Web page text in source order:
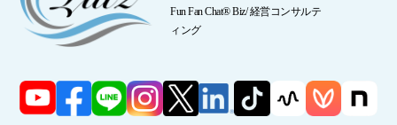
Fun Fan Chat® Biz/ 経営コンサルテ
ィング